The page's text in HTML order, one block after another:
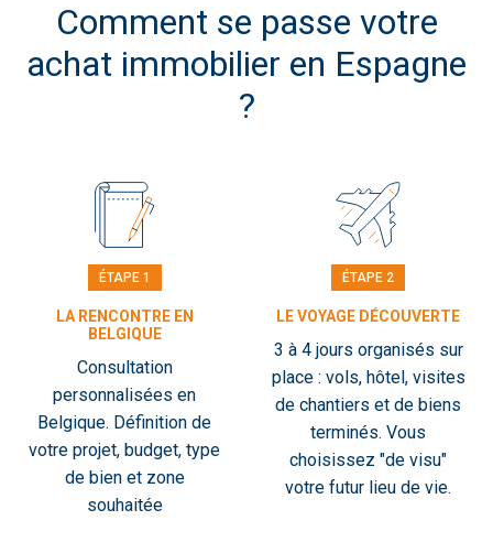
Comment se passe votre
achat immobilier en Espagne
?
ÉTAPE 1
LA RENCONTRE EN
BELGIQUE
Consultation
personnalisées en
Belgique. Définition de
votre projet, budget, type
de bien et zone
souhaitée
ÉTAPE 2
LE VOYAGE DÉCOUVERTE
3 à 4 jours organisés sur
place : vols, hôtel, visites
de chantiers et de biens
terminés. Vous
choisissez "de visu"
votre futur lieu de vie.